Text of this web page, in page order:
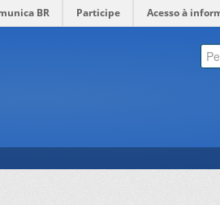
BR Participe Acesso à